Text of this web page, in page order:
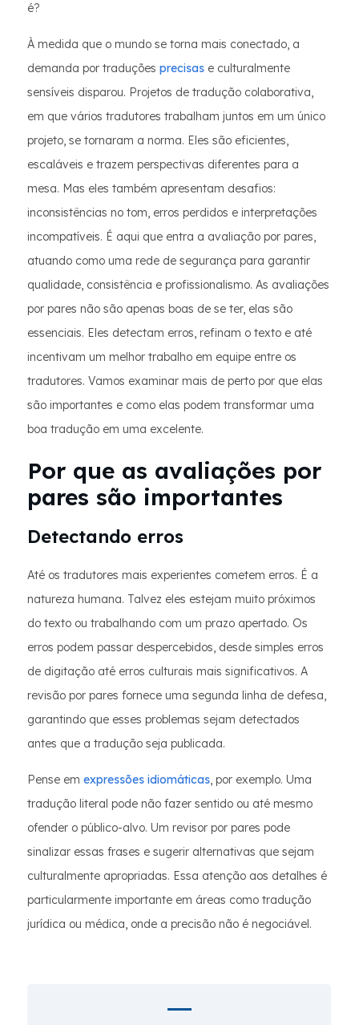
é?
À medida que o mundo se torna mais conectado, a
demanda por traduções precisas e culturalmente
sensíveis disparou. Projetos de tradução colaborativa,
em que vários tradutores trabalham juntos em um único
projeto, se tornaram a norma. Eles são eficientes,
escaláveis e trazem perspectivas diferentes para a
mesa. Mas eles também apresentam desafios:
inconsistências no tom, erros perdidos e interpretações
incompatíveis. É aqui que entra a avaliação por pares,
atuando como uma rede de segurança para garantir
qualidade, consistência e profissionalismo. As avaliações
por pares não são apenas boas de se ter, elas são
essenciais. Eles detectam erros, refinam o texto e até
incentivam um melhor trabalho em equipe entre os
tradutores. Vamos examinar mais de perto por que elas
são importantes e como elas podem transformar uma
boa tradução em uma excelente.
Por que as avaliações por
pares são importantes
Detectando erros
Até os tradutores mais experientes cometem erros. É a
natureza humana. Talvez eles estejam muito próximos
do texto ou trabalhando com um prazo apertado. Os
erros podem passar despercebidos, desde simples erros
de digitação até erros culturais mais significativos. A
revisão por pares fornece uma segunda linha de defesa,
garantindo que esses problemas sejam detectados
antes que a tradução seja publicada.
Pense em expressões idiomáticas, por exemplo. Uma
tradução literal pode não fazer sentido ou até mesmo
ofender o público-alvo. Um revisor por pares pode
sinalizar essas frases e sugerir alternativas que sejam
culturalmente apropriadas. Essa atenção aos detalhes é
particularmente importante em áreas como tradução
jurídica ou médica, onde a precisão não é negociável.